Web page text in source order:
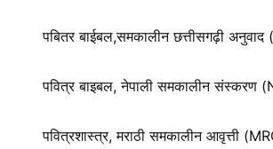
पबितर बाईबल,समकालीन छत्तीसगढ़ी अनुवाद
पवित्र बाइबल, नेपाली समकालीन संस्करण
पवित्रशास्त्र, मराठी समकालीन आवृत्ती